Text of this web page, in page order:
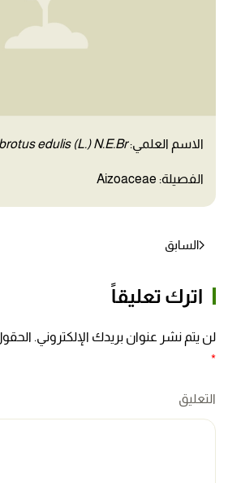
الاسم العلمي:edulis (L.) N.E.Br.
الفصيلة: Aizoaceae
السابق
اترك تعليقاً
لن يتم نشر عنوان بريدك الإلكتروني. الحقول
*
التعليق